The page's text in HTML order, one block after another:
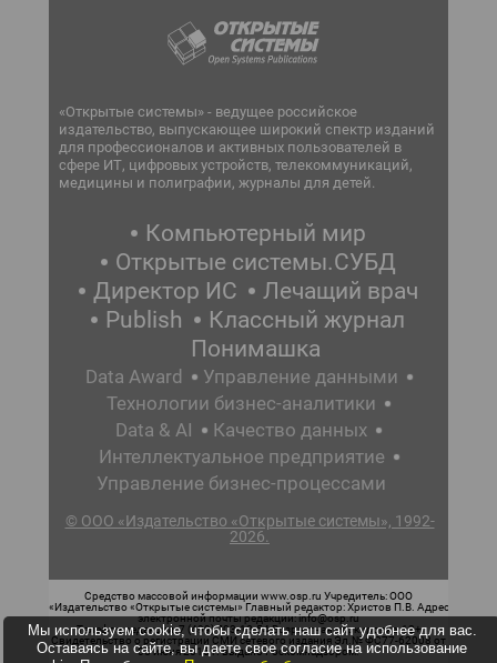
«Открытые системы» - ведущее российское
издательство, выпускающее широкий спектр изданий
для профессионалов и активных пользователей в
сфере ИТ, цифровых устройств, телекоммуникаций,
медицины и полиграфии, журналы для детей.
Компьютерный мир
Открытые системы.СУБД
Директор ИС
Лечащий врач
Publish
Классный журнал
Понимашка
Data Award
Управление данными
Технологии бизнес-аналитики
Data & AI
Качество данных
Интеллектуальное предприятие
Управление бизнес-процессами
© ООО «Издательство «Открытые системы», 1992-
2026.
Средство массовой информации www.osp.ru Учредитель: ООО
«Издательство «Открытые системы» Главный редактор: Христов П.В. Адрес
электронной почты редакции: info@osp.ru
Телефон редакции: 7 (499) 703-18-54 Возрастная маркировка: 12+
Свидетельство о регистрации СМИ сетевого издания Эл.№ ФС77-62008 от
05 июня 2015 г. выдано Роскомнадзором.
Мы используем cookie, чтобы сделать наш сайт удобнее для вас.
Оставаясь на сайте, вы даете свое согласие на использование